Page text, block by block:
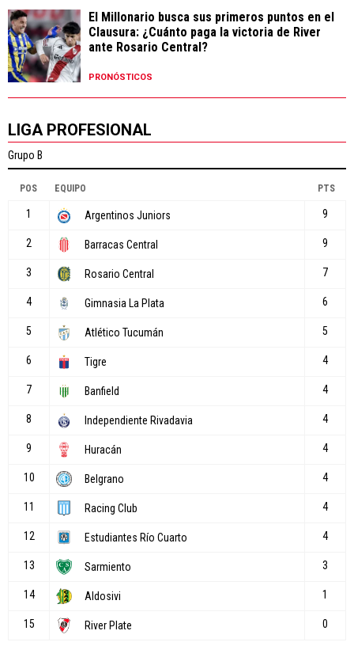
El Millonario busca sus primeros puntos en el
Clausura: ¿Cuánto paga la victoria de River
ante Rosario Central?
PRONÓSTICOS
LIGA PROFESIONAL